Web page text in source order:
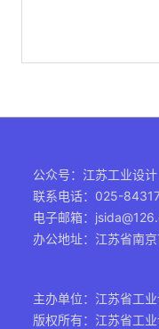
公众号：江苏工业设计
联系电话：025-
电子邮箱：
办公地址：江苏省南
主办单位：江苏省工
版权所有：江苏省工